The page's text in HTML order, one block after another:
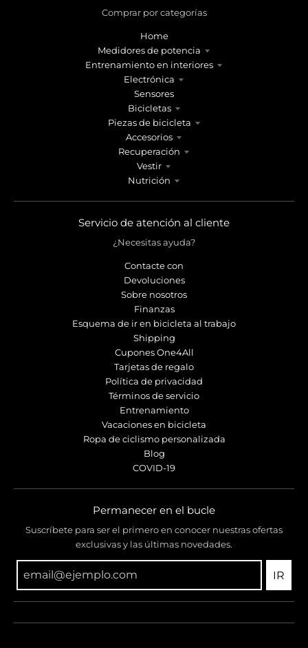
Comprar por categorías
Home
Medidores de potencia
Entrenamiento en interiores
Electrónica
Sensores
Bicicletas
Piezas de bicicleta
Accesorios
Recuperación
Vestir
Nutrición
Servicio de atención al cliente
¿Necesitas ayuda?
Contacte con
Devoluciones
Sobre nosotros
Finanzas
Esquema de ir en bicicleta al trabajo
Shipping
Cupones One4All
Tarjetas de regalo
Política de privacidad
Términos de servicio
Entrenamiento
Vacaciones en bicicleta
Ropa de ciclismo personalizada
Blog
COVID-19
Permanecer en el bucle
Suscríbete para ser el primero en conocer nuestras ofertas
exclusivas y las últimas novedades.
IR